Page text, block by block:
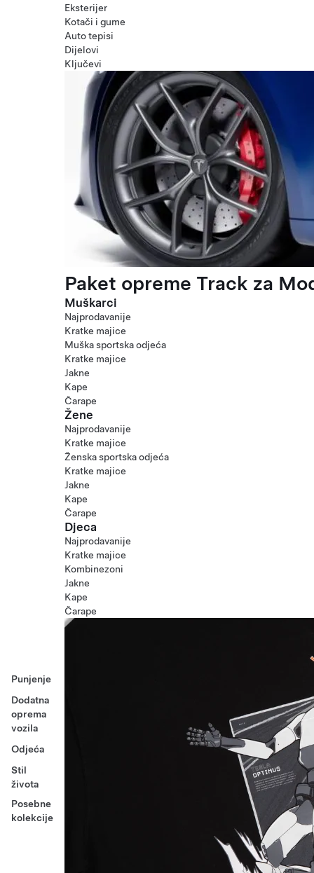
Punjenje
Dodatna
oprema
vozila
Odjeća
Stil
života
Posebne
kolekcije
Eksterijer
Kotači i gume
Auto tepisi
Dijelovi
Ključevi
Paket opreme Track za
Muškarci
Najprodavanije
Kratke majice
Muška sportska odjeća
Kratke majice
Jakne
Kape
Čarape
Žene
Najprodavanije
Kratke majice
Ženska sportska odjeća
Kratke majice
Jakne
Kape
Čarape
Djeca
Najprodavanije
Kratke majice
Kombinezoni
Jakne
Kape
Čarape